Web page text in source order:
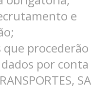
e
procederão
por conta
SA